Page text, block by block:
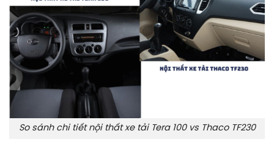
So sánh chi tiết nội thất xe tải Tera 100 vs Thaco TF230